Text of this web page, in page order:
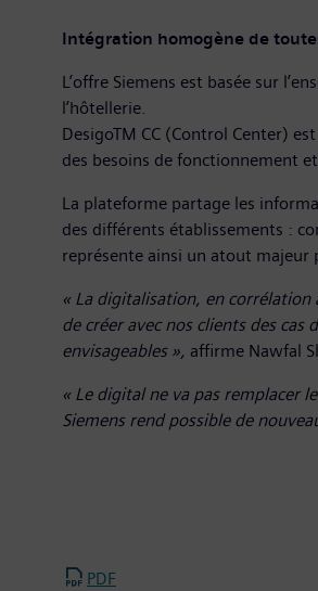
Intégration homogène de
L’offre Siemens est basée sur
l’hôtellerie.
DesigoTM CC (Control Center)
des besoins de fonctionnement
La plateforme partage les
des différents établissements :
représente ainsi un atout
« La digitalisation, en corrélation
de créer avec nos clients des
envisageables », affirme Nawfal
« Le digital ne va pas remplacer
Siemens rend possible de
PDF